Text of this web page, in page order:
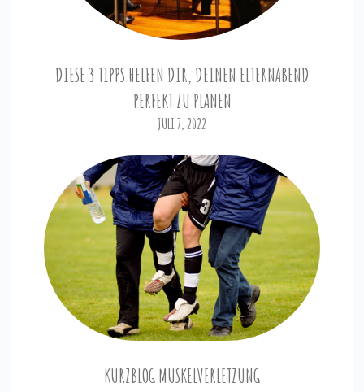
DIESE 3 TIPPS HELFEN DIR, DEINEN ELTERNABEND
PERFEKT ZU PLANEN
JULI 7, 2022
KURZBLOG MUSKELVERLETZUNG